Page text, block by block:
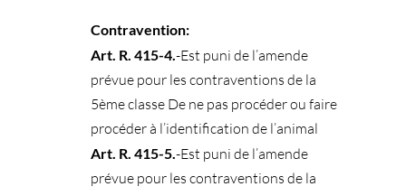
Contravention:
Art. R. 415-4. -Est puni de l’amende
prévue pour les contraventions de la
5ème classe De ne pas procéder ou faire
procéder à l’identification de l’animal
Art. R. 415-5. -Est puni de l’amende
prévue pour les contraventions de la